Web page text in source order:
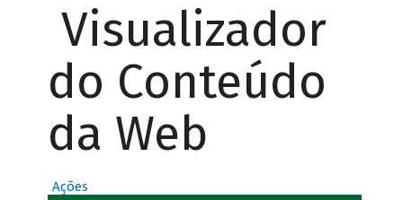
Visualizador
do Conteúdo
da Web
Ações